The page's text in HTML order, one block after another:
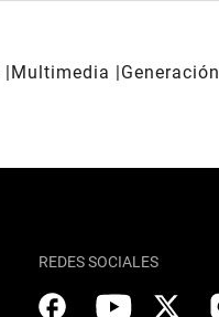
Multimedia
Generación
REDES SOCIALES